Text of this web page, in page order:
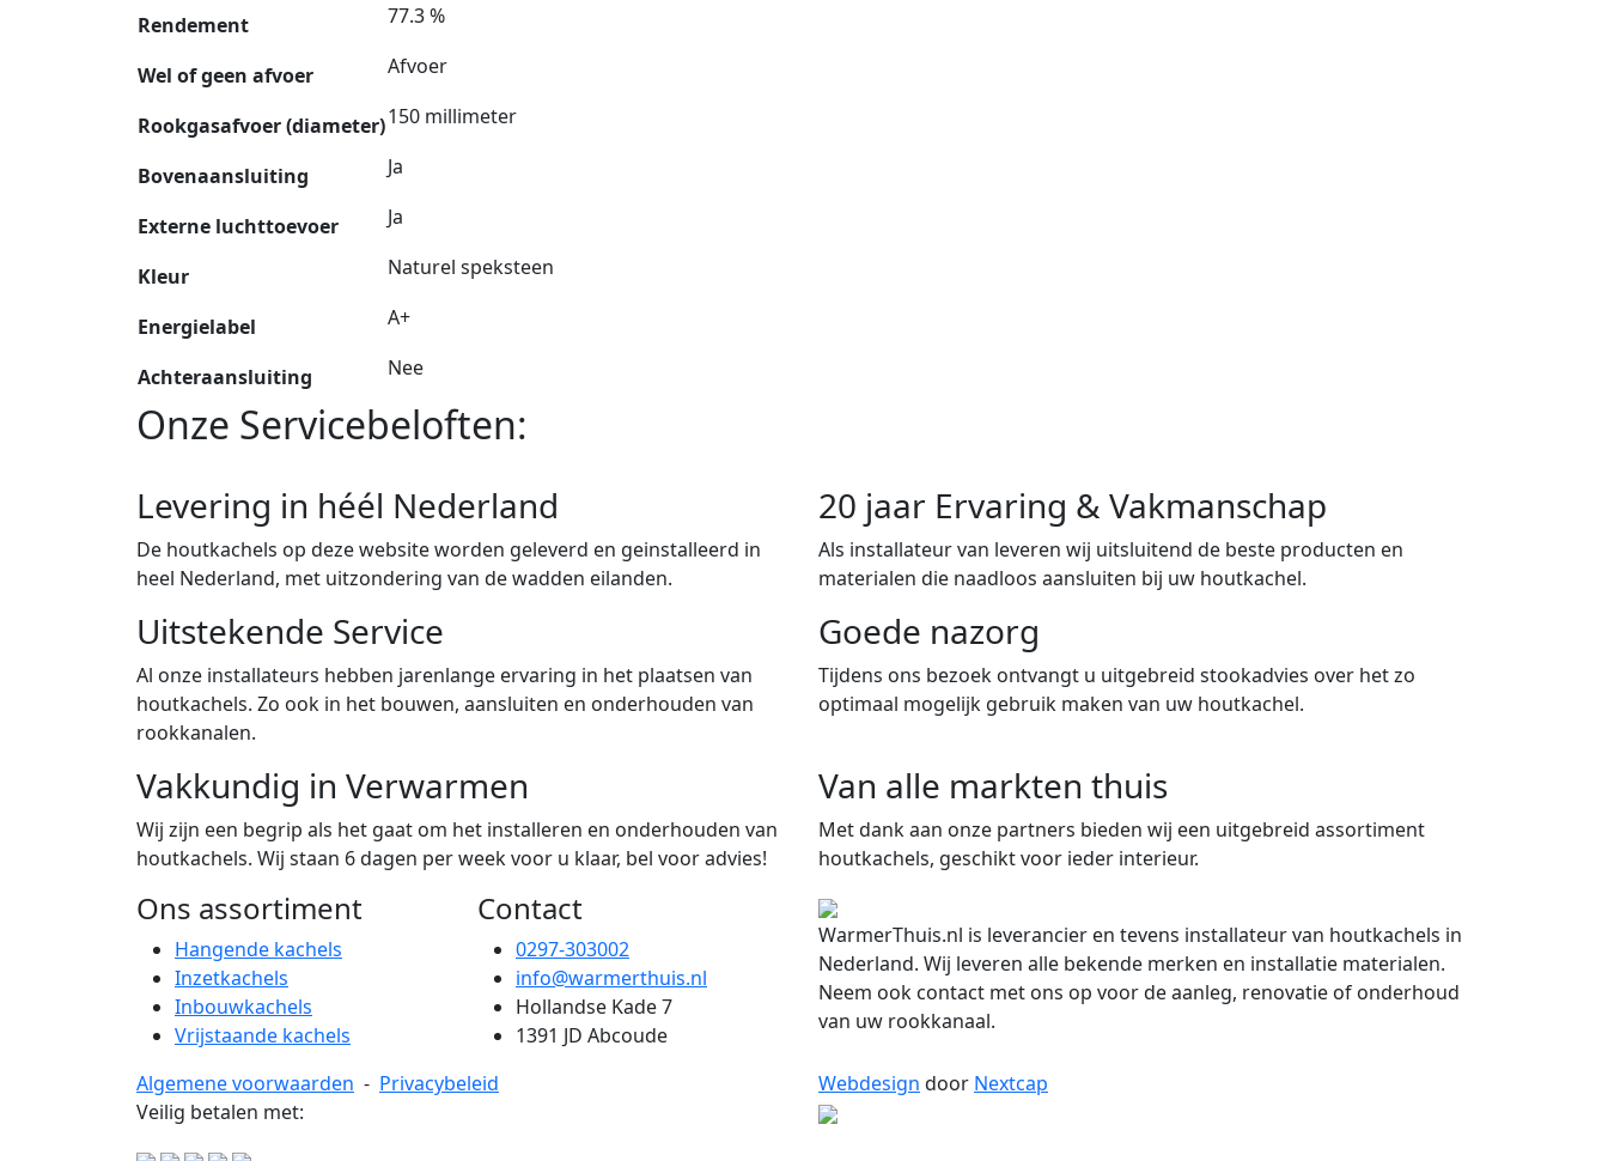
Rendement 77.3 %
Wel of geen afvoer Afvoer
Rookgasafvoer (diameter)150 millimeter
Bovenaansluiting Ja
Externe luchttoevoer Ja
Kleur Naturel speksteen
Energielabel A+
Achteraansluiting Nee
Onze Servicebeloften:
Levering in héél Nederland
De houtkachels op deze website worden geleverd en geinstalleerd in
heel Nederland, met uitzondering van de wadden eilanden.
20 jaar Ervaring & Vakmanschap
Als installateur van leveren wij uitsluitend de beste producten en
materialen die naadloos aansluiten bij uw houtkachel.
Uitstekende Service
Al onze installateurs hebben jarenlange ervaring in het plaatsen van
houtkachels. Zo ook in het bouwen, aansluiten en onderhouden van
rookkanalen.
Goede nazorg
Tijdens ons bezoek ontvangt u uitgebreid stookadvies over het zo
optimaal mogelijk gebruik maken van uw houtkachel.
Vakkundig in Verwarmen
Wij zijn een begrip als het gaat om het installeren en onderhouden van
houtkachels. Wij staan 6 dagen per week voor u klaar, bel voor advies!
Van alle markten thuis
Met dank aan onze partners bieden wij een uitgebreid assortiment
houtkachels, geschikt voor ieder interieur.
Ons assortiment
Hangende kachels
Inzetkachels
Inbouwkachels
Vrijstaande kachels
Contact
0297-303002
info@warmerthuis.nl
Hollandse Kade 7
1391 JD Abcoude
WarmerThuis.nl is leverancier en tevens installateur van houtkachels in
Nederland. Wij leveren alle bekende merken en installatie materialen.
Neem ook contact met ons op voor de aanleg, renovatie of onderhoud
van uw rookkanaal.
Algemene voorwaarden - Privacybeleid Webdesign door Nextcap
Veilig betalen met: